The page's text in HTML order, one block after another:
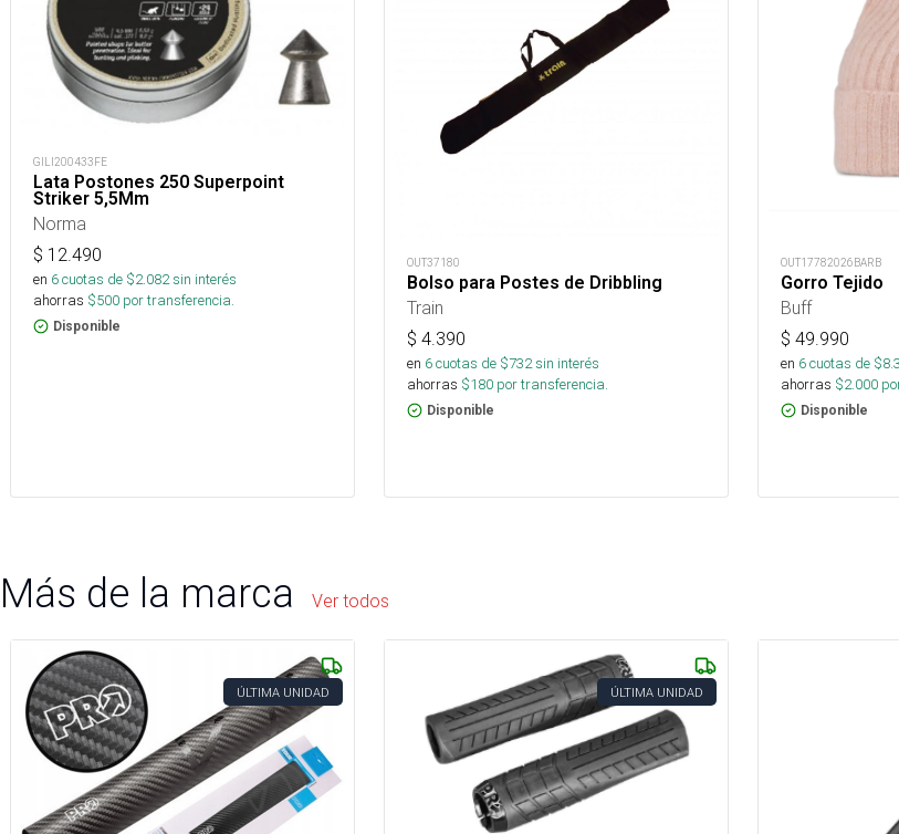
GILI200433FE
Lata Postones 250 Superpoint
Striker 5,5Mm
Norma
$ 12.490
en 6cuotas de $2.082sin interés
ahorras $500 por transferencia.
Disponible
OUT37180
Bolso para Postes de Dribbling
Train
$ 4.390
en 6cuotas de $732sin interés
ahorras $180 por transferencia.
Disponible
OUT17782026BARB
Gorro Tejido
Buff
$ 49.990
en 6cuotas de $
ahorras $2.000
Disponible
Más de la marca Ver todos
ÚLTIMA UNIDAD ÚLTIMA UNIDAD